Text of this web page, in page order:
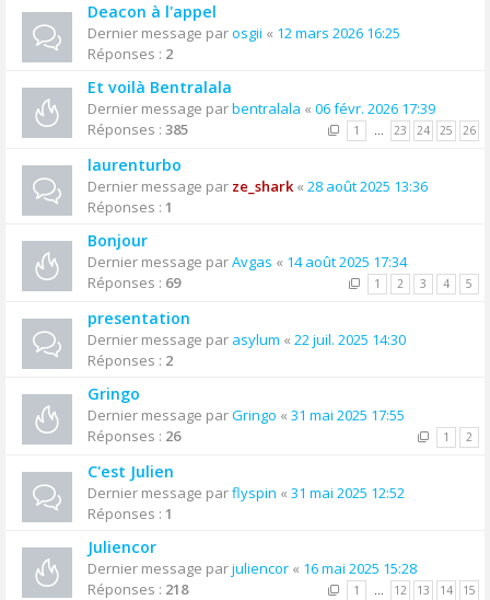
Deacon à l'appel
Dernier message parosgii « 12 mars 2026 16:25
Réponses : 2
Et voilà Bentralala
Dernier message parbentralala « 06 févr. 2026 17:39
Réponses : 385 1 … 23 24 25 26
laurenturbo
Dernier message par ze_shark« 28 août 2025 13:36
Réponses : 1
Bonjour
Dernier message parAvgas « 14 août 2025 17:34
Réponses : 69 1 2 3 4 5
presentation
Dernier message par asylum « 22 juil. 2025 14:30
Réponses : 2
Gringo
Dernier message parGringo « 31 mai 2025 17:55
Réponses : 26 1 2
C'est Julien
Dernier message parflyspin « 31 mai 2025 12:52
Réponses : 1
Juliencor
Dernier message parjuliencor « 16 mai 2025 15:28
Réponses : 218 1 … 12 13 14 15